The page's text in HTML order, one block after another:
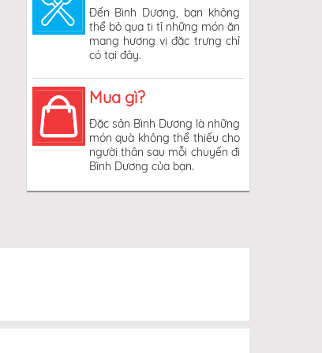
Đến Bình Dương, bạn không
thể bỏ qua ti tỉ những món ăn
mang hương vị đặc trưng chỉ
có tại đây.
Mua gì?
Đặc sản Bình Dương là những
món quà không thể thiếu cho
người thân sau mỗi chuyến đi
Bình Dương của bạn.